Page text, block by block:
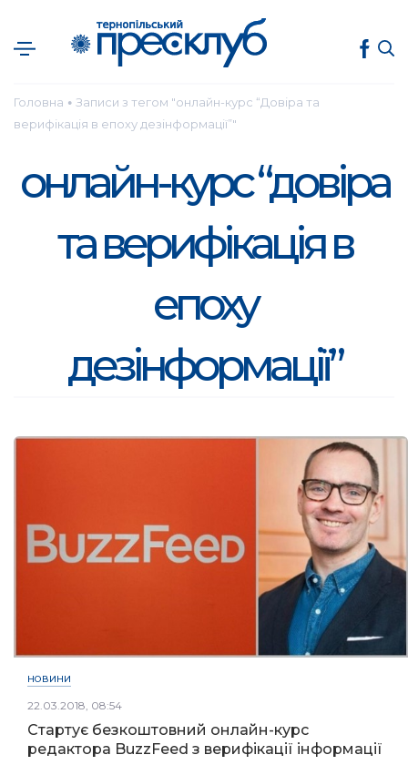
Головна ● Записи з тегом "онлайн-курс “Довіра та
верифікація в епоху дезінформації”"
онлайн-курс “довіра
та верифікація в
епоху
дезінформації”
НОВИНИ
22.03.2018, 08:54
Стартує безкоштовний онлайн-курс
редактора BuzzFeed з верифікації інформації